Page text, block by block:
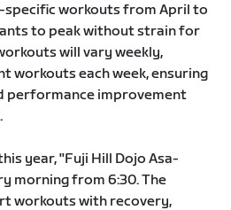
workouts from April to
to peak without strain for
will vary weekly,
workouts each week, ensuring
performance improvement
year, "Fuji Hill Dojo Asa-
morning from 6:30. The
workouts with recovery,